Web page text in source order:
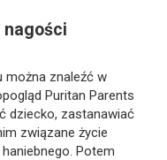
nagości
można znaleźć w
Puritan Parents
dziecko, zastanawiać
związane życie
Potem